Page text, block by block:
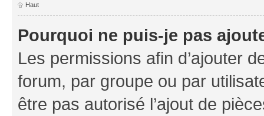
Haut
Pourquoi ne puis-je pas
Les permissions afin d’ajouter
forum, par groupe ou par
être pas autorisé l’ajout de